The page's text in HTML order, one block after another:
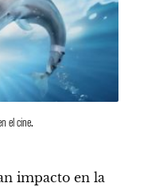
el cine.
impacto en la